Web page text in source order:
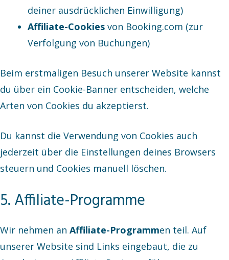
deiner ausdrücklichen Einwilligung)
Affiliate-Cookies von Booking.com (zur
Verfolgung von Buchungen)
Beim erstmaligen Besuch unserer Website kannst
du über ein Cookie-Banner entscheiden, welche
Arten von Cookies du akzeptierst.
Du kannst die Verwendung von Cookies auch
jederzeit über die Einstellungen deines Browsers
steuern und Cookies manuell löschen.
5. Affiliate-Programme
Wir nehmen an Affiliate-Programmen teil. Auf
unserer Website sind Links eingebaut, die zu